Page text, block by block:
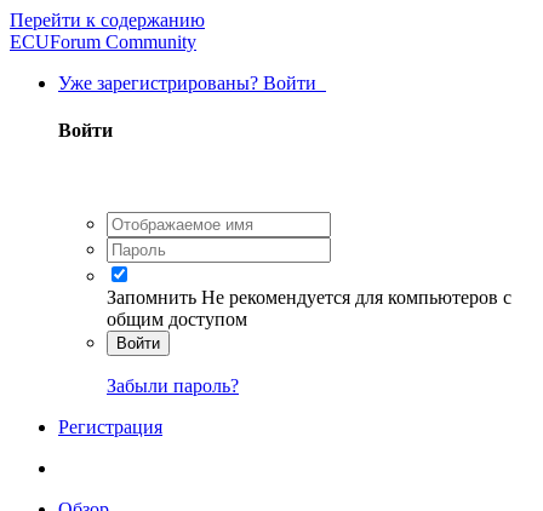
Перейти к содержанию
ECUForum Community
Уже зарегистрированы? Войти
Войти
Запомнить Не рекомендуется для компьютеров с
общим доступом
Войти
Забыли пароль?
Регистрация